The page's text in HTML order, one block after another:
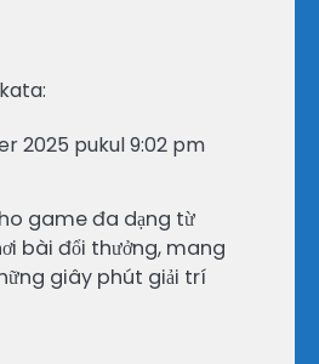
2025 pukul 9:02 pm
game đa dạng từ
bài đổi thưởng, mang
giây phút giải trí